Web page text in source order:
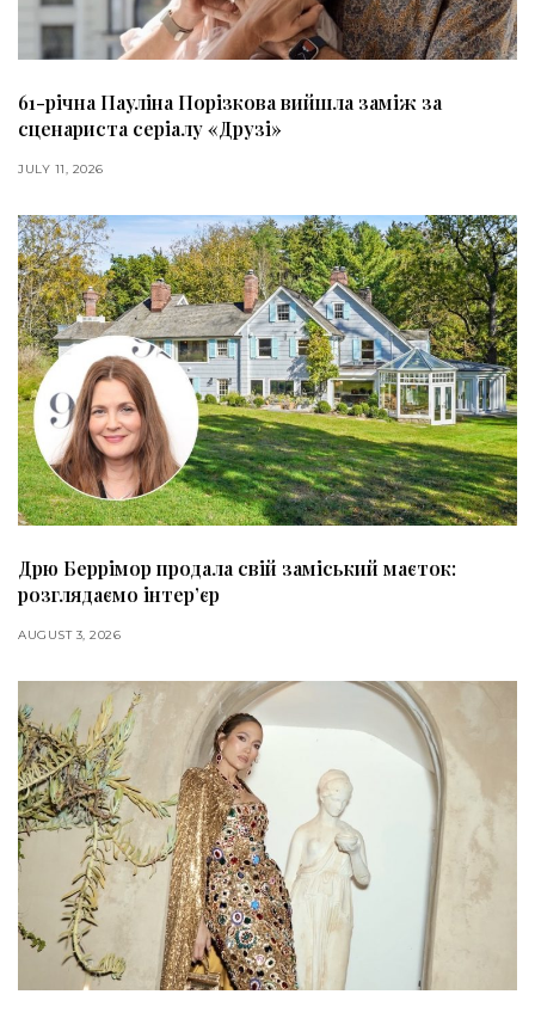
61-річна Пауліна Порізкова вийшла заміж за
сценариста серіалу «Друзі»
JULY 11, 2026
Дрю Беррімор продала свій заміський маєток:
розглядаємо інтер’єр
AUGUST 3, 2026